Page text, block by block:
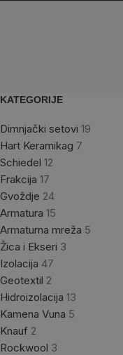
KATEGORIJE
Dimnjački setovi 19
Hart Keramikag 7
Schiedel 12
Frakcija 17
Gvoždje 24
Armatura 15
Armaturna mreža 5
Žica i Ekseri 3
Izolacija 47
Geotextil 2
Hidroizolacija 13
Kamena Vuna 5
Knauf 2
Rockwool 3